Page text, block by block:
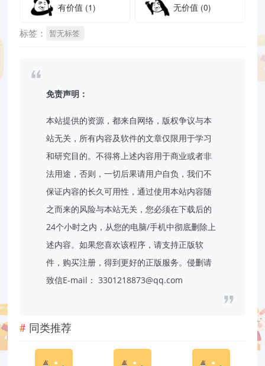
有价值 (1) 无价值 (0)
标签： 暂无标签
免责声明：
本站提供的资源，都来自网络，版权争议与本
站无关，所有内容及软件的文章仅限用于学习
和研究目的。不得将上述内容用于商业或者非
法用途，否则，一切后果请用户自负，我们不
保证内容的长久可用性，通过使用本站内容随
之而来的风险与本站无关，您必须在下载后的
24个小时之内，从您的电脑/手机中彻底删除上
述内容。如果您喜欢该程序，请支持正版软
件，购买注册，得到更好的正版服务。侵删请
致信E-mail： 3301218873@qq.com
同类推荐